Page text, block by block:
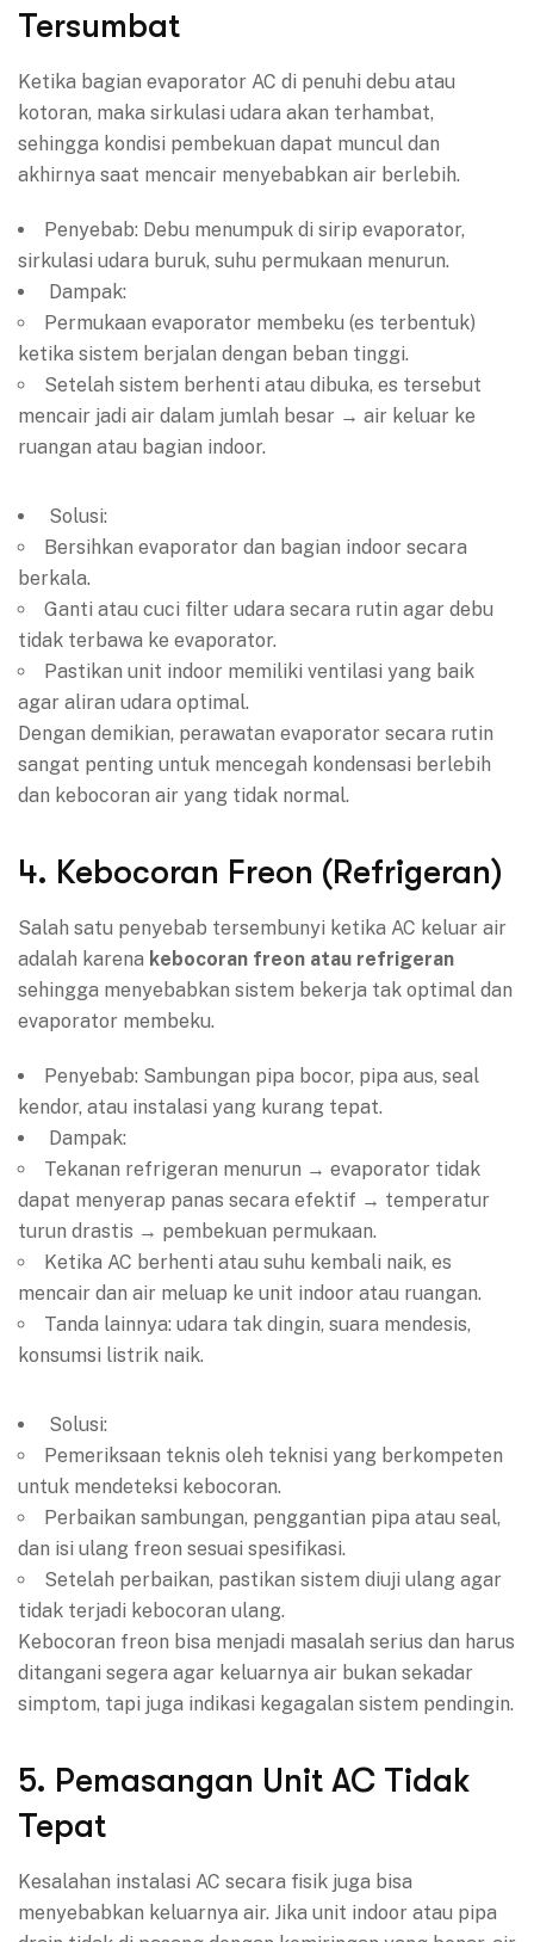
Tersumbat
Ketika bagian evaporator AC di penuhi debu atau
kotoran, maka sirkulasi udara akan terhambat,
sehingga kondisi pembekuan dapat muncul dan
akhirnya saat mencair menyebabkan air berlebih.
Penyebab: Debu menumpuk di sirip evaporator,
sirkulasi udara buruk, suhu permukaan menurun.
Dampak:
Permukaan evaporator membeku (es terbentuk)
ketika sistem berjalan dengan beban tinggi.
Setelah sistem berhenti atau dibuka, es tersebut
mencair jadi air dalam jumlah besar → air keluar ke
ruangan atau bagian indoor.
Solusi:
Bersihkan evaporator dan bagian indoor secara
berkala.
Ganti atau cuci filter udara secara rutin agar debu
tidak terbawa ke evaporator.
Pastikan unit indoor memiliki ventilasi yang baik
agar aliran udara optimal.
Dengan demikian, perawatan evaporator secara rutin
sangat penting untuk mencegah kondensasi berlebih
dan kebocoran air yang tidak normal.
4. Kebocoran Freon (Refrigeran)
Salah satu penyebab tersembunyi ketika AC keluar air
adalah karena kebocoran freon atau refrigeran
sehingga menyebabkan sistem bekerja tak optimal dan
evaporator membeku.
Penyebab: Sambungan pipa bocor, pipa aus, seal
kendor, atau instalasi yang kurang tepat.
Dampak:
Tekanan refrigeran menurun → evaporator tidak
dapat menyerap panas secara efektif → temperatur
turun drastis → pembekuan permukaan.
Ketika AC berhenti atau suhu kembali naik, es
mencair dan air meluap ke unit indoor atau ruangan.
Tanda lainnya: udara tak dingin, suara mendesis,
konsumsi listrik naik.
Solusi:
Pemeriksaan teknis oleh teknisi yang berkompeten
untuk mendeteksi kebocoran.
Perbaikan sambungan, penggantian pipa atau seal,
dan isi ulang freon sesuai spesifikasi.
Setelah perbaikan, pastikan sistem diuji ulang agar
tidak terjadi kebocoran ulang.
Kebocoran freon bisa menjadi masalah serius dan harus
ditangani segera agar keluarnya air bukan sekadar
simptom, tapi juga indikasi kegagalan sistem pendingin.
5. Pemasangan Unit AC Tidak
Tepat
Kesalahan instalasi AC secara fisik juga bisa
menyebabkan keluarnya air. Jika unit indoor atau pipa